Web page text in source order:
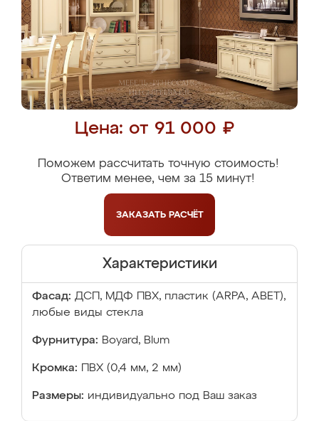
Цена: от 91 000 ₽
Поможем рассчитать точную стоимость!
Ответим менее, чем за 15 минут!
ЗАКАЗАТЬ РАСЧЁТ
Характеристики
Фасад: ДСП, МДФ ПВХ, пластик (ARPA, ABET),
любые виды стекла
Фурнитура: Boyard, Blum
Кромка: ПВХ (0,4 мм, 2 мм)
Размеры: индивидуально под Ваш заказ